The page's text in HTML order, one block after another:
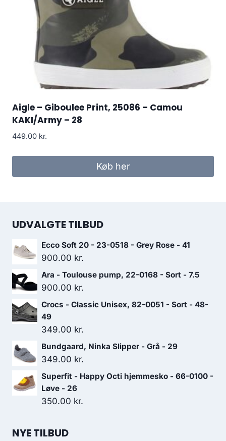
Aigle – Giboulee Print, 25086 – Camou
KAKI/Army – 28
449.00 kr.
Køb her
UDVALGTE TILBUD
Ecco Soft 20 - 23-0518 - Grey Rose - 41
900.00 kr.
Ara - Toulouse pump, 22-0168 - Sort - 7.5
900.00 kr.
Crocs - Classic Unisex, 82-0051 - Sort - 48-
49
349.00 kr.
Bundgaard, Ninka Slipper - Grå - 29
349.00 kr.
Superfit - Happy Octi hjemmesko - 66-0100 -
Løve - 26
350.00 kr.
NYE TILBUD